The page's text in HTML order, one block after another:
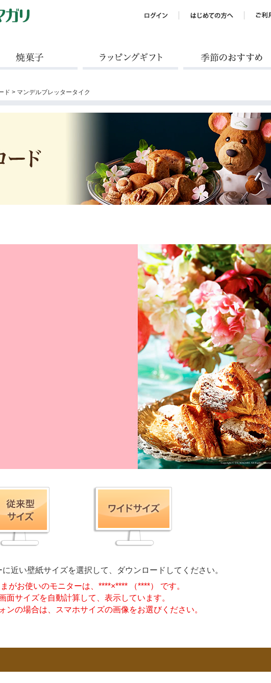
ド > マンデルブレッタータイク
近い壁紙サイズを選択して、ダウンロードしてください。
がお使いのモニターは、 ****×****（****） です。
面サイズを自動計算して、表示しています。
ンの場合は、スマホサイズの画像をお選びください。